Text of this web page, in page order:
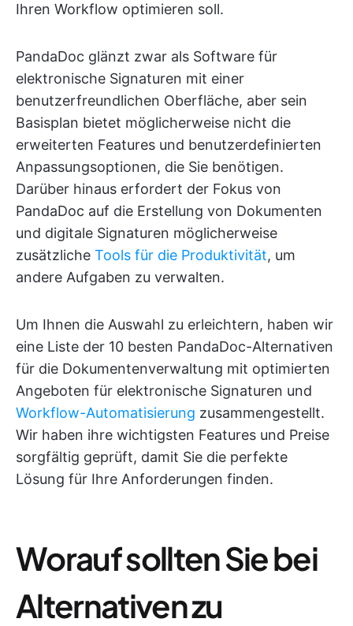
Ihren Workflow optimieren soll.
PandaDoc glänzt zwar als Software für
elektronische Signaturen mit einer
benutzerfreundlichen Oberfläche, aber sein
Basisplan bietet möglicherweise nicht die
erweiterten Features und benutzerdefinierten
Anpassungsoptionen, die Sie benötigen.
Darüber hinaus erfordert der Fokus von
PandaDoc auf die Erstellung von Dokumenten
und digitale Signaturen möglicherweise
zusätzliche Tools für die Produktivität, um
andere Aufgaben zu verwalten.
Um Ihnen die Auswahl zu erleichtern, haben wir
eine Liste der 10 besten PandaDoc-Alternativen
für die Dokumentenverwaltung mit optimierten
Angeboten für elektronische Signaturen und
Workflow-Automatisierung zusammengestellt.
Wir haben ihre wichtigsten Features und Preise
sorgfältig geprüft, damit Sie die perfekte
Lösung für Ihre Anforderungen finden.
Worauf sollten Sie bei
Alternativen zu